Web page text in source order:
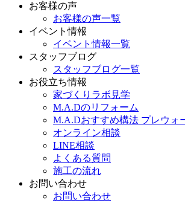
お客様の声
お客様の声一覧
イベント情報
イベント情報一覧
スタッフブログ
スタッフブログ一覧
お役立ち情報
家づくりラボ見学
M.A.Dのリフォーム
M.A.Dおすすめ構法 プレウォ
オンライン相談
LINE相談
よくある質問
施工の流れ
お問い合わせ
お問い合わせ